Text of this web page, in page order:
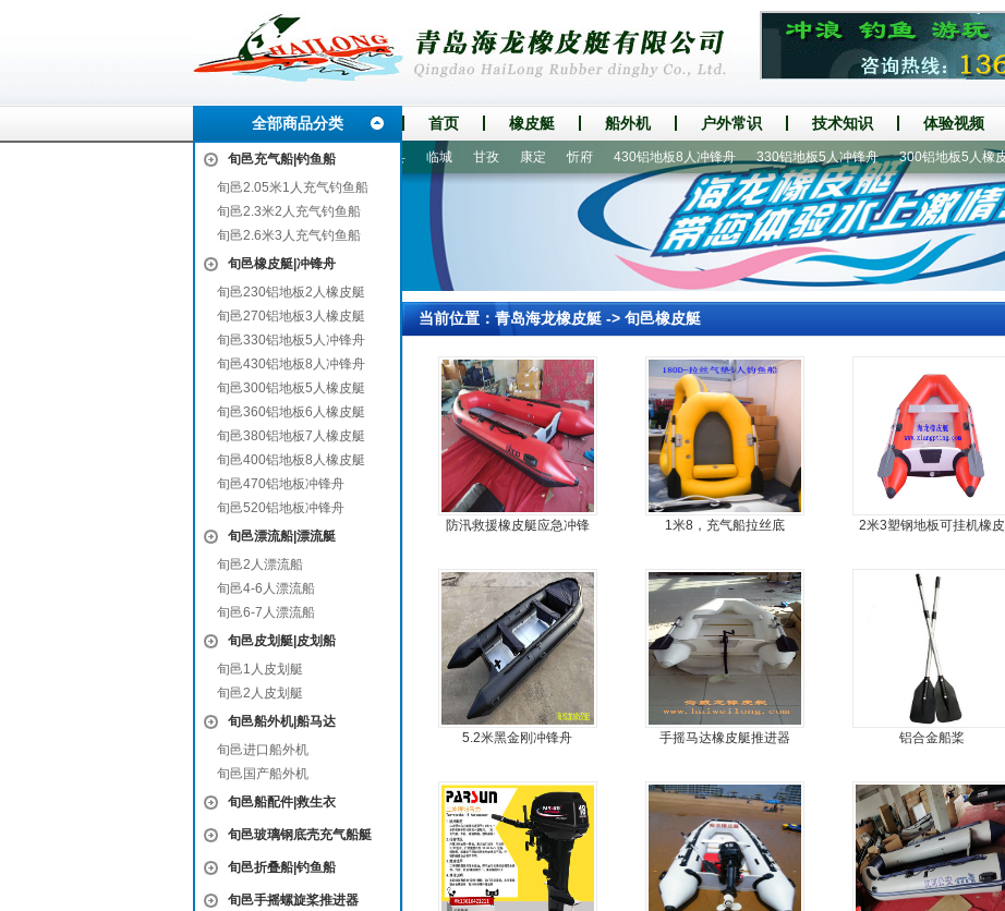
全部商品分类 首页 橡皮艇 船外机 户外常识 技术知识 体验视频
旬邑充气船|钓鱼船
旬邑2.05米1人充气钓鱼船
旬邑2.3米2人充气钓鱼船
旬邑2.6米3人充气钓鱼船
旬邑橡皮艇|冲锋舟
旬邑230铝地板2人橡皮艇
旬邑270铝地板3人橡皮艇
旬邑330铝地板5人冲锋舟
旬邑430铝地板8人冲锋舟
旬邑300铝地板5人橡皮艇
旬邑360铝地板6人橡皮艇
旬邑380铝地板7人橡皮艇
旬邑400铝地板8人橡皮艇
旬邑470铝地板冲锋舟
旬邑520铝地板冲锋舟
旬邑漂流船|漂流艇
旬邑2人漂流船
旬邑4-6人漂流船
旬邑6-7人漂流船
旬邑皮划艇|皮划船
旬邑1人皮划艇
旬邑2人皮划艇
旬邑船外机|船马达
旬邑进口船外机
旬邑国产船外机
旬邑船配件|救生衣
旬邑玻璃钢底壳充气船艇
旬邑折叠船|钓鱼船
旬邑手摇螺旋桨推进器
辛集 辽源 江都 临城 甘孜 康定 忻府 430铝地板8人冲锋舟 330铝地板5人冲锋舟 300铝地板5人橡皮艇
当前位置： 青岛海龙橡皮艇-> 旬邑橡皮艇
防汛救援橡皮艇应急冲锋
1米8，充气船拉丝底
2米3塑钢地板可挂机橡皮
5.2米黑金刚冲锋舟 手摇马达橡皮艇推进器 铝合金船桨